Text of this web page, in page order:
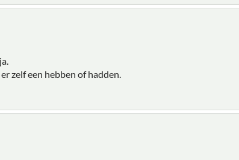
zelf een hebben of hadden.